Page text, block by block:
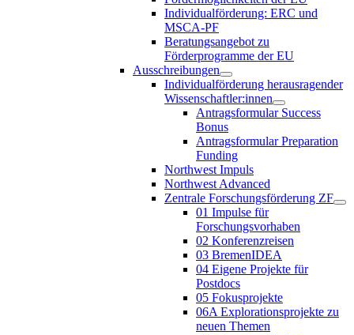
Individualförderung: ERC und
MSCA-PF
Beratungsangebot zu
Förderprogramme der EU
Ausschreibungen
Individualförderung herausragender
Wissenschaftler:innen
Antragsformular Success
Bonus
Antragsformular Preparation
Funding
Northwest Impuls
Northwest Advanced
Zentrale Forschungsförderung ZF
01 Impulse für
Forschungsvorhaben
02 Konferenzreisen
03 BremenIDEA
04 Eigene Projekte für
Postdocs
05 Fokusprojekte
06A Explorationsprojekte zu
neuen Themen